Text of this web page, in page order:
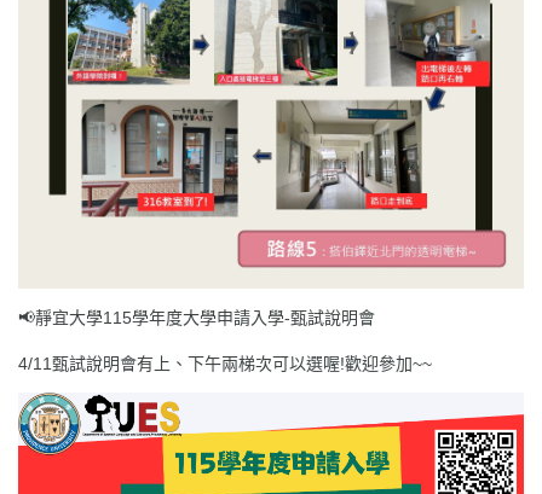
📢靜宜大學115學年度大學申請入學-甄試說明會
4/11甄試說明會有上、下午兩梯次可以選喔!歡迎參加~~